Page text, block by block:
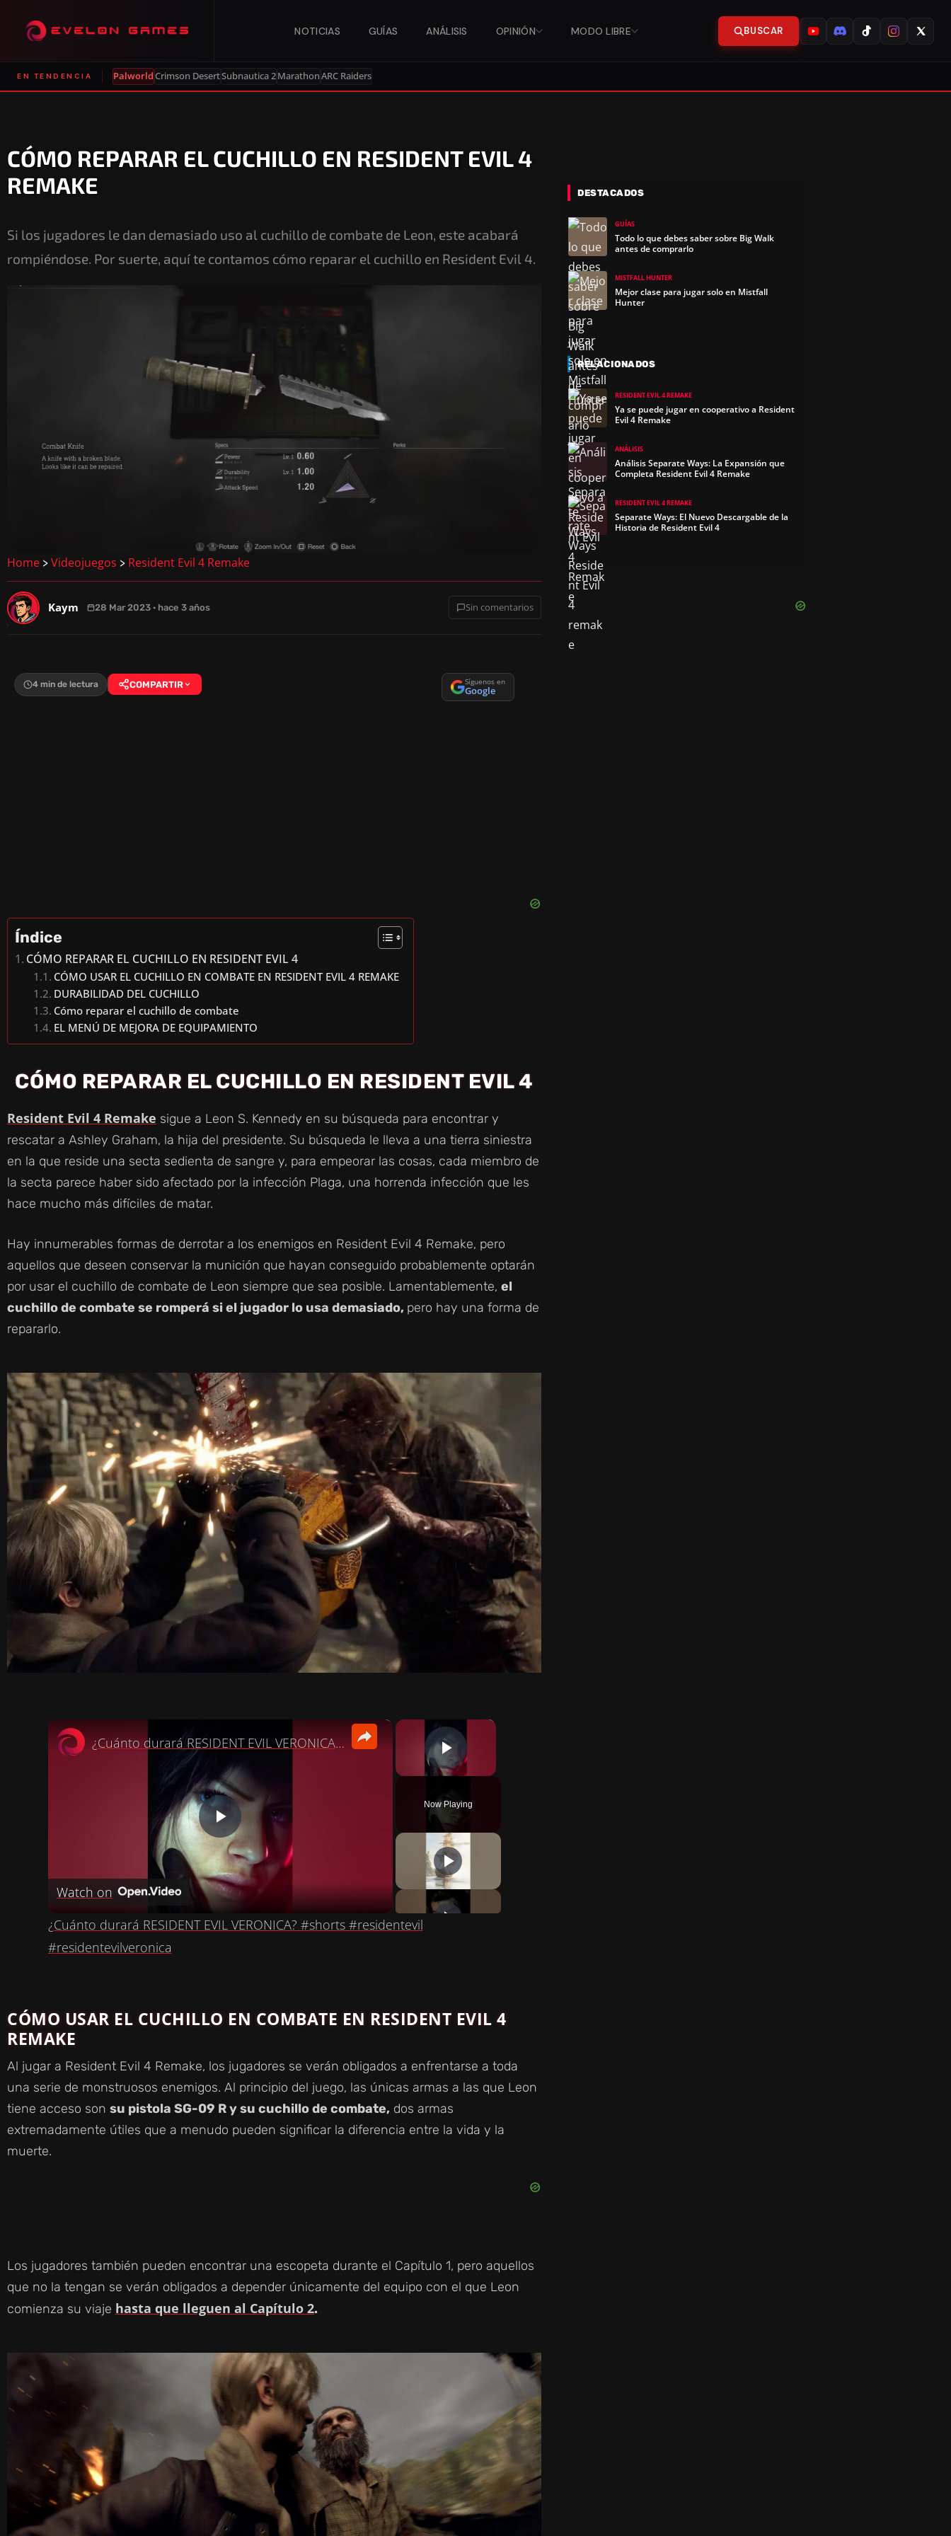
NOTICIAS GUÍAS ANÁLISIS OPINIÓN MODO LIBRE BUSCAR
EN TENDENCIA PalworldCrimson DesertSubnautica 2MarathonARC Raiders
CÓMO REPARAR EL CUCHILLO EN RESIDENT EVIL 4
REMAKE
Si los jugadores le dan demasiado uso al cuchillo de combate de Leon, este acabará
rompiéndose. Por suerte, aquí te contamos cómo reparar el cuchillo en Resident Evil 4.
Home > Videojuegos > Resident Evil 4 Remake
Kaym 28 Mar 2023 · hace 3 años Sin comentarios
4 min de lectura COMPARTIR Síguenos en
Google
Índice
CÓMO REPARAR EL CUCHILLO EN RESIDENT EVIL 4
CÓMO USAR EL CUCHILLO EN COMBATE EN RESIDENT EVIL 4 REMAKE
DURABILIDAD DEL CUCHILLO
Cómo reparar el cuchillo de combate
EL MENÚ DE MEJORA DE EQUIPAMIENTO
CÓMO REPARAR EL CUCHILLO EN RESIDENT EVIL 4
Resident Evil 4 Remake sigue a Leon S. Kennedy en su búsqueda para encontrar y
rescatar a Ashley Graham, la hija del presidente. Su búsqueda le lleva a una tierra siniestra
en la que reside una secta sedienta de sangre y, para empeorar las cosas, cada miembro de
la secta parece haber sido afectado por la infección Plaga, una horrenda infección que les
hace mucho más difíciles de matar.
Hay innumerables formas de derrotar a los enemigos en Resident Evil 4 Remake, pero
aquellos que deseen conservar la munición que hayan conseguido probablemente optarán
por usar el cuchillo de combate de Leon siempre que sea posible. Lamentablemente, el
cuchillo de combate se romperá si el jugador lo usa demasiado, pero hay una forma de
repararlo.
×
PLAY VIDEO
Now Playing
×
P
L
A
V
D
E
¿Cuánto durará RESIDENT EVIL VERONICA? #shorts #residentevil #residentevilveronica
Watch on
¿Cuánto durará RESIDENT EVIL VERONICA? #shorts #residentevil
#residentevilveronica
CÓMO USAR EL CUCHILLO EN COMBATE EN RESIDENT EVIL 4
REMAKE
Al jugar a Resident Evil 4 Remake, los jugadores se verán obligados a enfrentarse a toda
una serie de monstruosos enemigos. Al principio del juego, las únicas armas a las que Leon
tiene acceso son su pistola SG-09 R y su cuchillo de combate, dos armas
extremadamente útiles que a menudo pueden significar la diferencia entre la vida y la
muerte.
Los jugadores también pueden encontrar una escopeta durante el Capítulo 1, pero aquellos
que no la tengan se verán obligados a depender únicamente del equipo con el que Leon
comienza su viaje hasta que lleguen al Capítulo 2.
DESTACADOS
GUÍAS
Todo lo que debes saber sobre Big Walk
antes de comprarlo
MISTFALL HUNTER
Mejor clase para jugar solo en Mistfall
Hunter
RELACIONADOS
RESIDENT EVIL 4 REMAKE
Ya se puede jugar en cooperativo a Resident
Evil 4 Remake
ANÁLISIS
Análisis Separate Ways: La Expansión que
Completa Resident Evil 4 Remake
RESIDENT EVIL 4 REMAKE
Separate Ways: El Nuevo Descargable de la
Historia de Resident Evil 4